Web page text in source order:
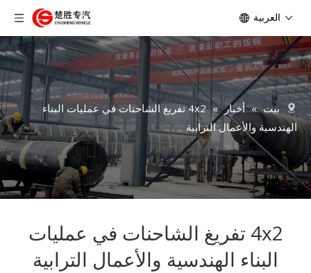
العربية
بيت » أخبار »
4x2 تفريغ الشاحنات في عمليات البناء
الهندسية والأعمال الترابية
4x2 تفريغ الشاحنات في عمليات
البناء الهندسية والأعمال الترابية